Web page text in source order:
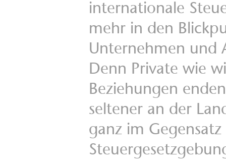
internationale
mehr in den
Unternehmen und
Denn Private wie
Beziehungen
seltener an der
ganz im